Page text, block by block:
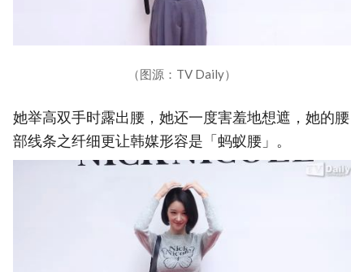
（图源：TV Daily）
她举高双手时露出腰，她还一度害羞地想遮，她的腰
部线条之纤细更让韩媒形容是「蚂蚁腰」。